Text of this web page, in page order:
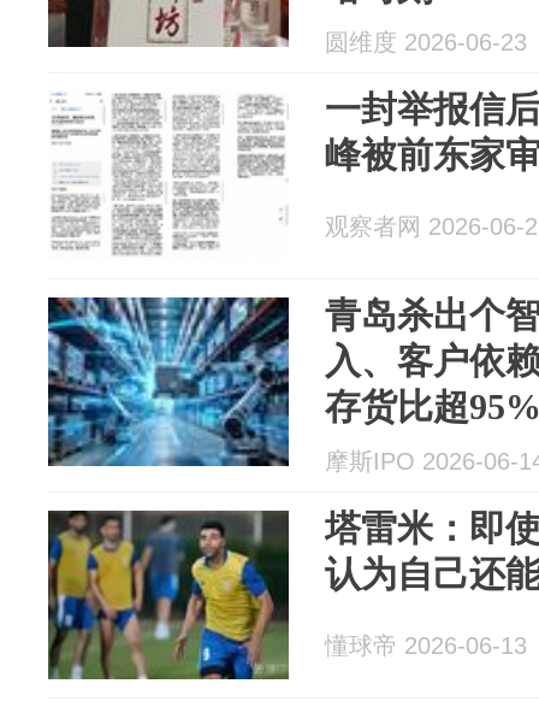
圆维度 2026-06-23
一封举报信
峰被前东家
观察者网 2026-06-
青岛杀出个
入、客户依
存货比超
摩斯IPO 2026-06-
塔雷米：即
认为自己还
懂球帝 2026-06-13